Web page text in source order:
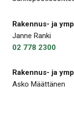
Rakennus- ja
Janne Ranki
02 778 2300
Rakennus- ja
Asko Määttänen